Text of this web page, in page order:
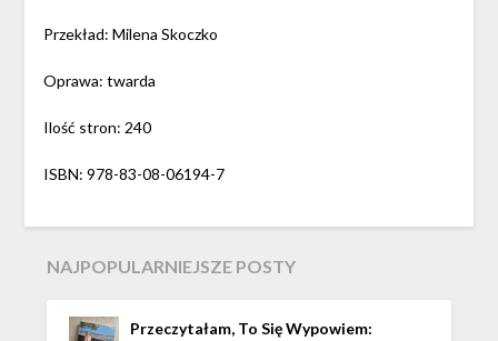
Przekład: Milena Skoczko
Oprawa: twarda
Ilość stron: 240
ISBN: 978-83-08-06194-7
NAJPOPULARNIEJSZE POSTY
Przeczytałam, To Się Wypowiem: